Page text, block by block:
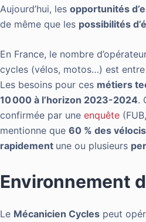
Aujourd’hui, les opportunités
de même que les possibilités
En France, le nombre
cycles (vélos, motos…) est
Les besoins pour ces métiers
10 000 à l’horizon 2023-2024.
confirmée par une enquête
mentionne que 60 % des
rapidement une ou plusieurs
Environnement
Le Mécanicien Cycles peut